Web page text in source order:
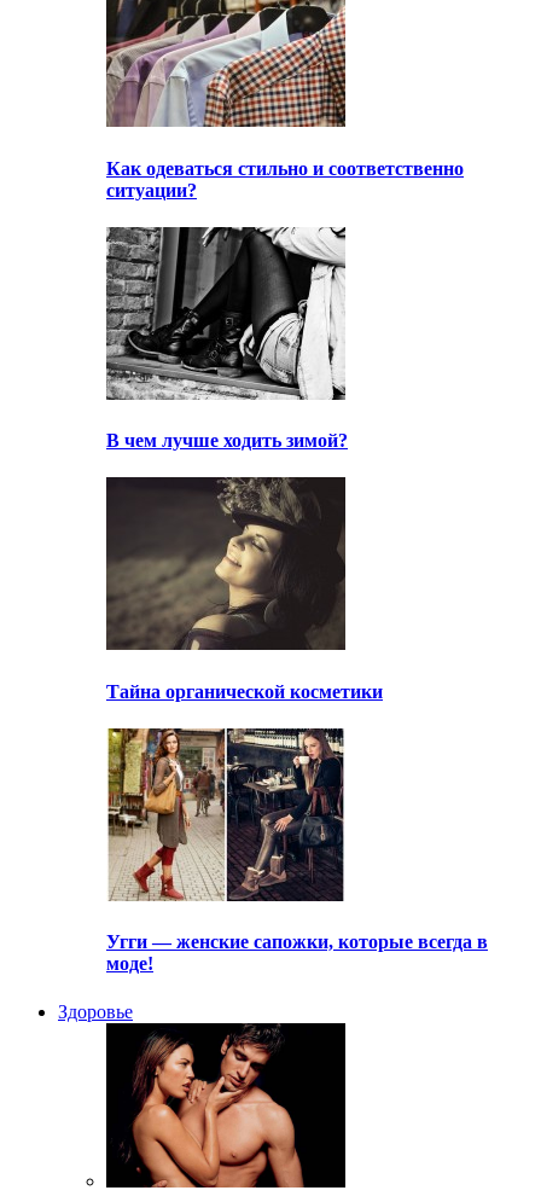
Как одеваться стильно и соответственно
ситуации?
В чем лучше ходить зимой?
Тайна органической косметики
Угги — женские сапожки, которые всегда в
моде!
Здоровье